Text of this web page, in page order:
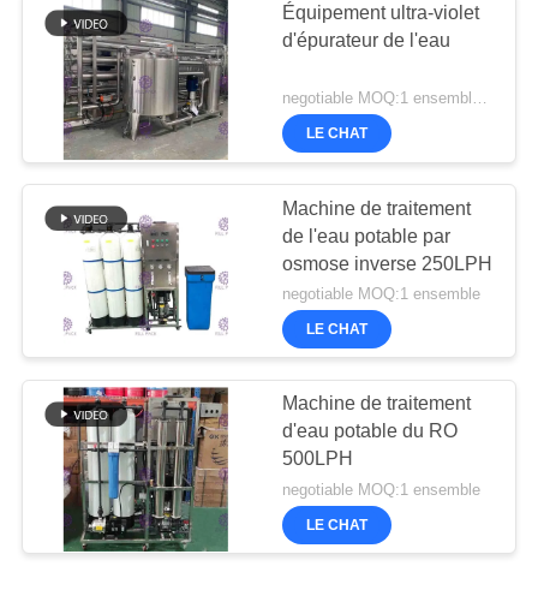
Équipement ultra-violet
d'épurateur de l'eau
negotiable MOQ:1 ensemble/PCs
LE CHAT
Machine de traitement
de l'eau potable par
osmose inverse 250LPH
negotiable MOQ:1 ensemble
LE CHAT
Machine de traitement
d'eau potable du RO
500LPH
negotiable MOQ:1 ensemble
LE CHAT